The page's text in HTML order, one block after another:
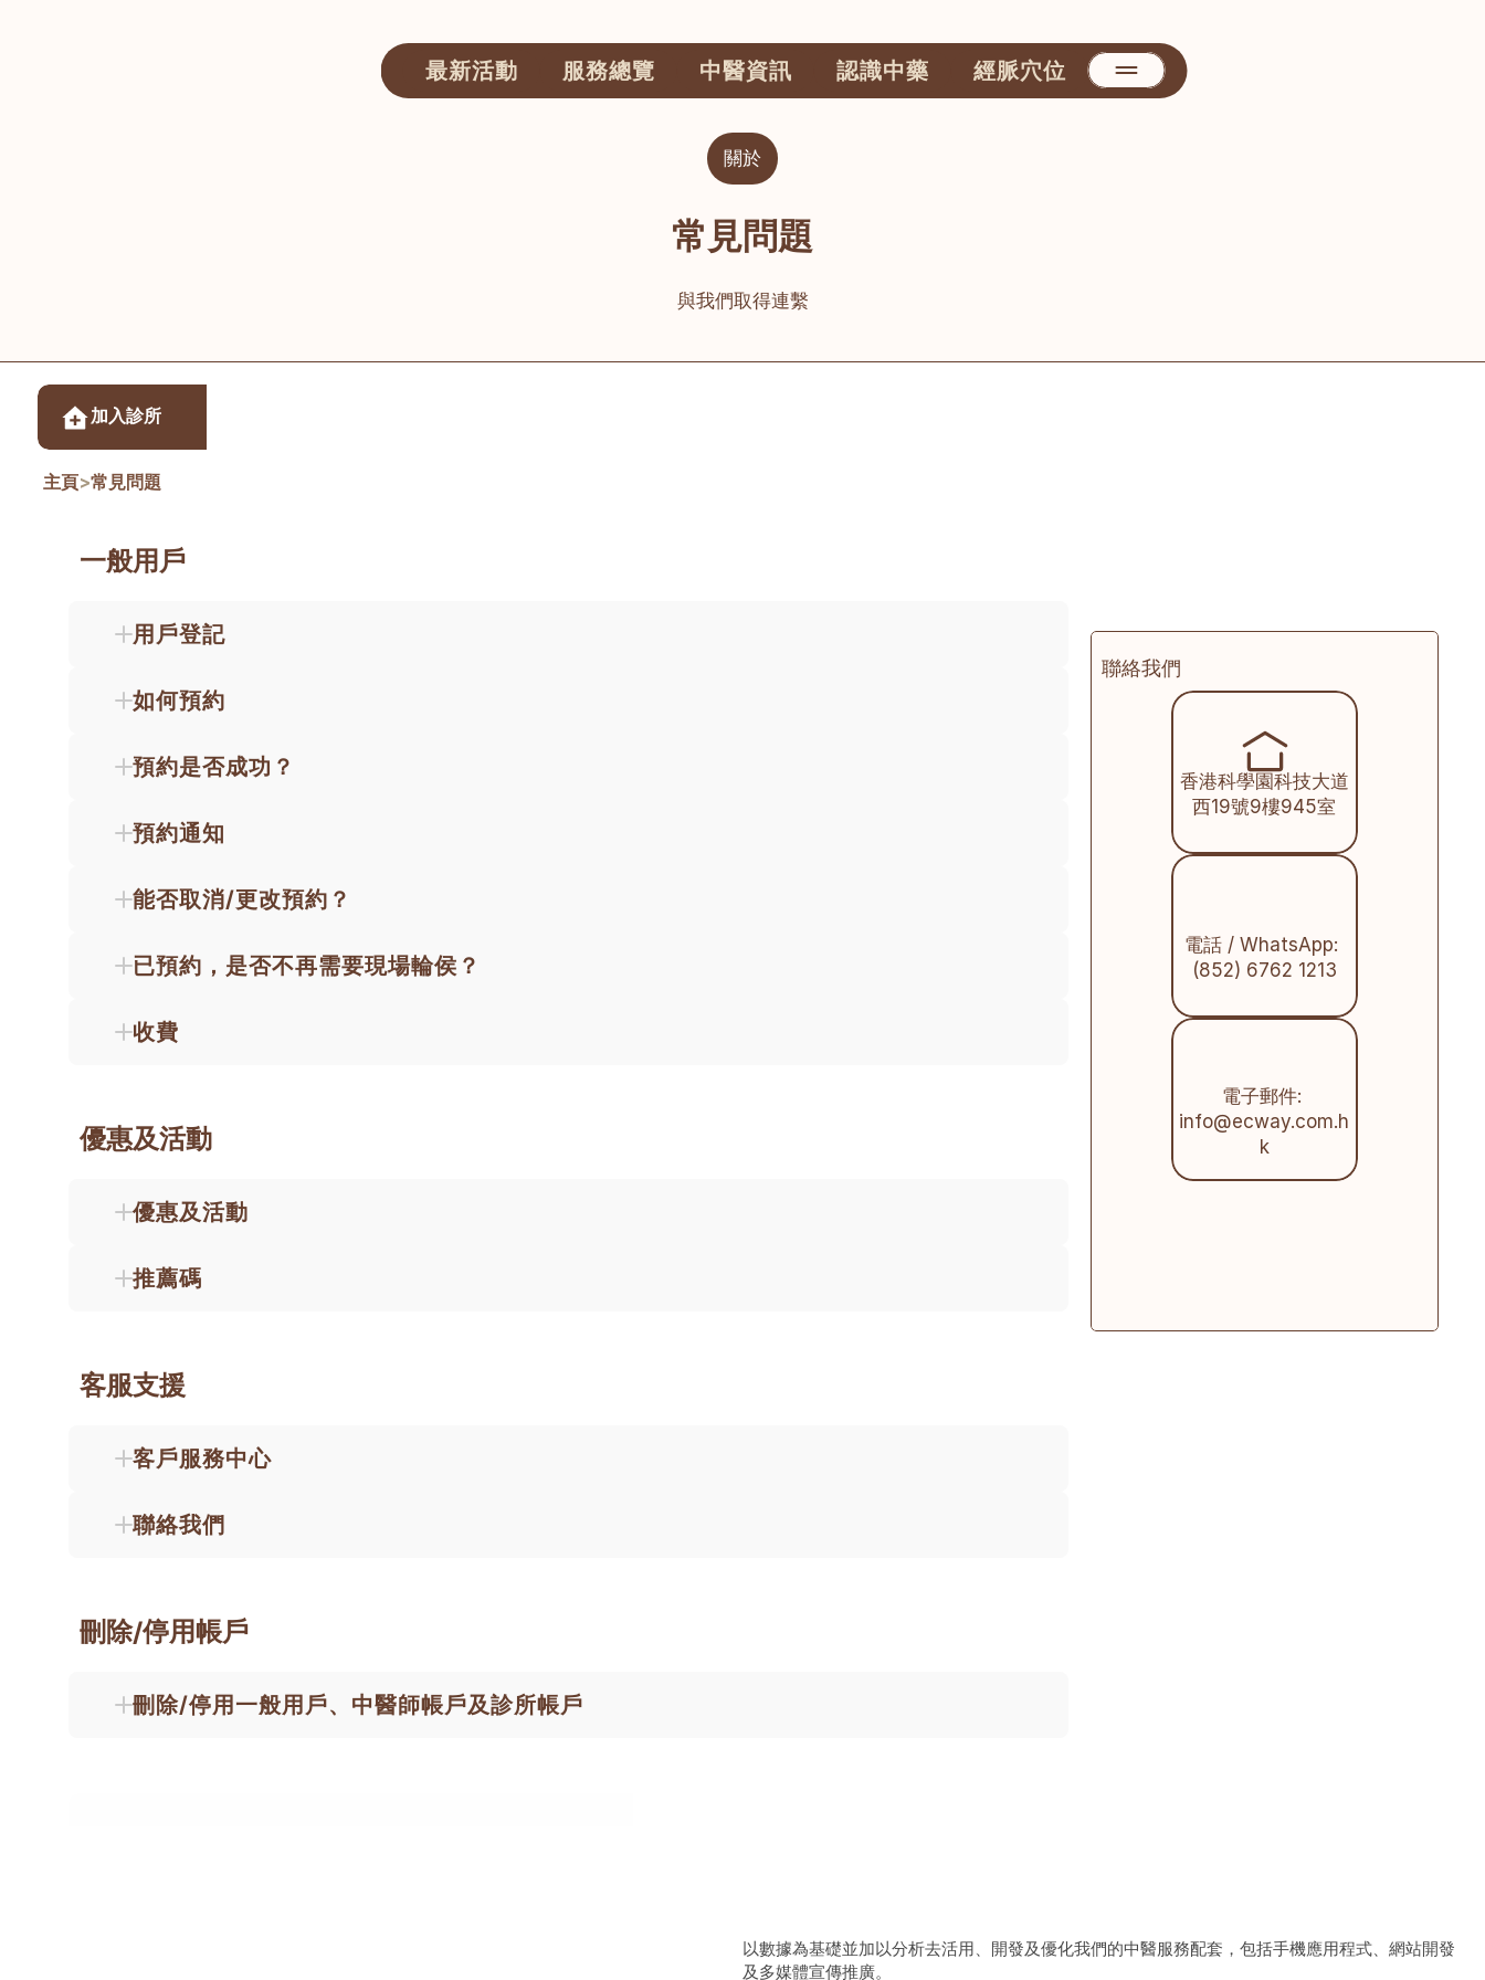
最新活動 服務總覽 中醫資訊 認識中藥 經脈穴位
關於
常見問題
與我們取得連繫
加入診所
主頁>常見問題
一般用戶
用戶登記
如何預約
預約是否成功？
預約通知
能否取消/更改預約？
已預約，是否不再需要現場輪侯？
收費
優惠及活動
優惠及活動
推薦碼
客服支援
客戶服務中心
聯絡我們
刪除/停用帳戶
刪除/停用一般用戶、中醫師帳戶及診所帳戶
聯絡我們
香港科學園科技大道
西19號9樓945室
電話 / WhatsApp:
(852) 6762 1213
電子郵件:
info@ecway.com.h
k
以數據為基礎並加以分析去活用、開發及優化我們的中醫服務配套，包括手機應用程式、網站開發
及多媒體宣傳推廣。